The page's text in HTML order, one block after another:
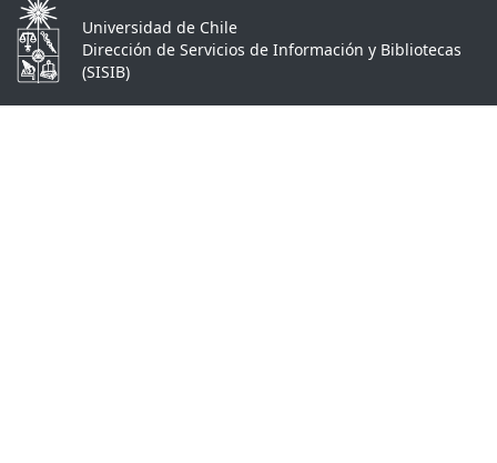
Universidad de Chile
Dirección de Servicios de Información y Bibliotecas
(SISIB)